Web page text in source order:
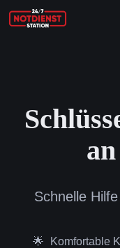
Schnelle
Komfortable